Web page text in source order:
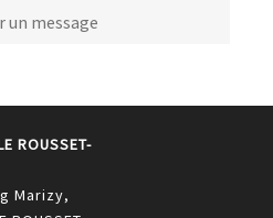
un message
ROUSSET-
Marizy,